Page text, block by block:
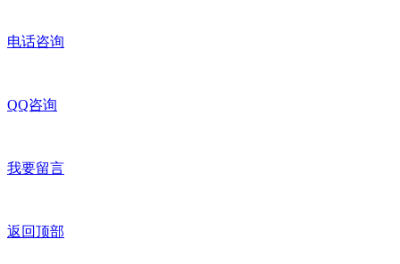
电话咨询
QQ咨询
我要留言
返回顶部